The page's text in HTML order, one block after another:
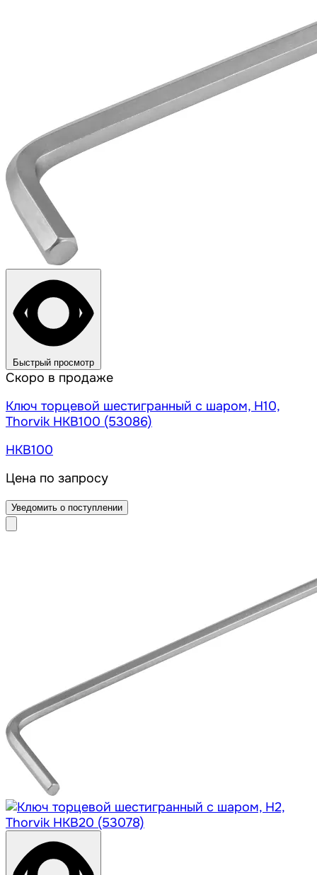
Быстрый просмотр
Скоро в продаже
Ключ торцевой шестигранный с шаром, H10,
Thorvik HKB100 (53086)
HKB100
Цена по запросу
Уведомить о поступлении